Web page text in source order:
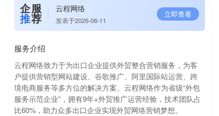
企服
推荐
云程网络
发表于2026-06-11
立即查看
服务介绍
云程网络致力于为出口企业提供外贸整合营销服务，为客
户提供营销型网站建设、谷歌推广、阿里国际站运营、跨
境电商服务等多方位的解决方案。云程网络作为省级“外包
服务示范企业”，拥有9年+外贸推广运营经验，技术团队占
比60%，助力众多出口企业实现外贸网络营销梦想。